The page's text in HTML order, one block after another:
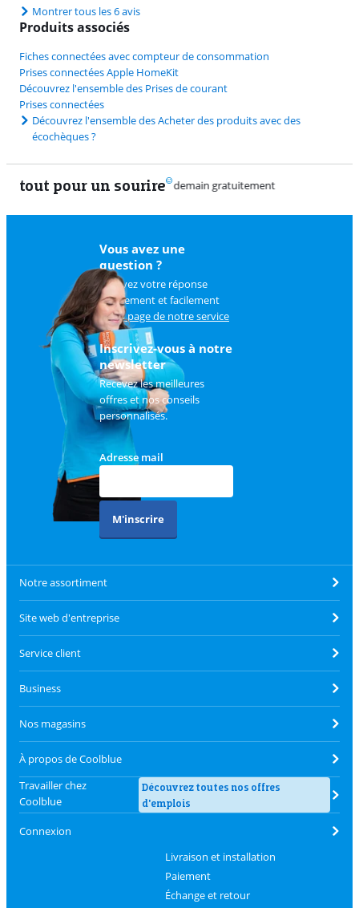
Montrer tous les 6 avis
Produits associés
Fiches connectées avec compteur de consommation
Prises connectées Apple HomeKit
Découvrez l'ensemble des Prises de courant
Prises connectées
Découvrez l'ensemble des Acheter des produits avec des
écochèques ?
tout pour un sourire
Vous avez une
question ?
Trouvez votre réponse
rapidement et facilement
surla page de notre service
client.
Inscrivez-vous à notre
newsletter
Recevez les meilleures
offres et nos conseils
personnalisés.
Adresse mail
M'inscrire
Notre assortiment
Site web d'entreprise
Service client
Business
Nos magasins
À propos de Coolblue
Travailler chez
Coolblue
Découvrez toutes nos offres
d'emplois
Connexion
Livraison et installation
Paiement
Échange et retour